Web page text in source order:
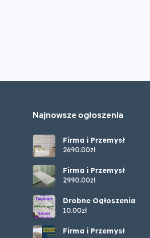
Najnowsze ogłoszenia
Firma i Przemysł
2690.00zł
Firma i Przemysł
2990.00zł
Drobne Ogłoszenia
10.00zł
Firma i Przemysł